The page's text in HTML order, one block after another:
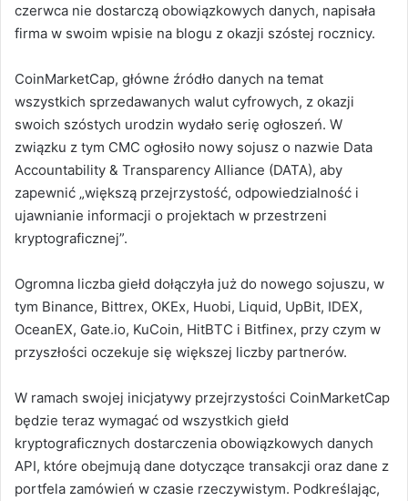
czerwca nie dostarczą obowiązkowych danych, napisała
firma w swoim wpisie na blogu z okazji szóstej rocznicy.
CoinMarketCap, główne źródło danych na temat
wszystkich sprzedawanych walut cyfrowych, z okazji
swoich szóstych urodzin wydało serię ogłoszeń. W
związku z tym CMC ogłosiło nowy sojusz o nazwie Data
Accountability & Transparency Alliance (DATA), aby
zapewnić „większą przejrzystość, odpowiedzialność i
ujawnianie informacji o projektach w przestrzeni
kryptograficznej”.
Ogromna liczba giełd dołączyła już do nowego sojuszu, w
tym Binance, Bittrex, OKEx, Huobi, Liquid, UpBit, IDEX,
OceanEX, Gate.io, KuCoin, HitBTC i Bitfinex, przy czym w
przyszłości oczekuje się większej liczby partnerów.
W ramach swojej inicjatywy przejrzystości CoinMarketCap
będzie teraz wymagać od wszystkich giełd
kryptograficznych dostarczenia obowiązkowych danych
API, które obejmują dane dotyczące transakcji oraz dane z
portfela zamówień w czasie rzeczywistym. Podkreślając,